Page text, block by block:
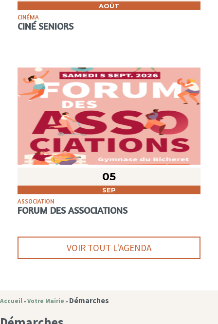
AOÛT
CINÉMA
CINÉ SENIORS
05
SEP
ASSOCIATION
FORUM DES ASSOCIATIONS
VOIR TOUT L'AGENDA
Accueil » Votre Mairie » Démarches